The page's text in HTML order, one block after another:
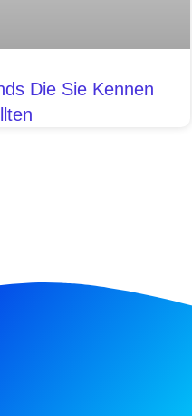
Die Sie Kennen